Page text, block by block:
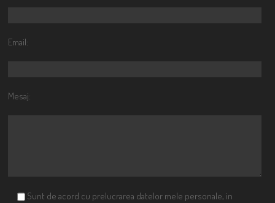
Email:
Mesaj:
Sunt de acord cu prelucrarea datelor mele personale, in